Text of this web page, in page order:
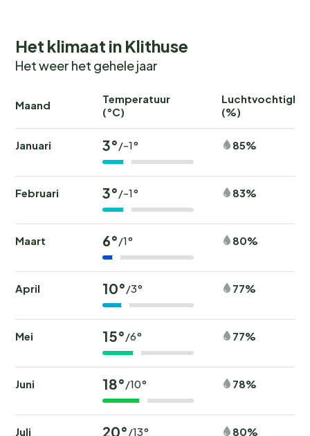
Het klimaat in Klithuse
Het weer het gehele jaar
Maand
Temperatuur
(°C)
(%)
Januari 3°/-1° 85%
Februari 3°/-1° 83%
Maart 6°/1° 80%
April 10°/3° 77%
Mei 15°/6° 77%
Juni 18°/10° 78%
Juli 20°/13° 80%